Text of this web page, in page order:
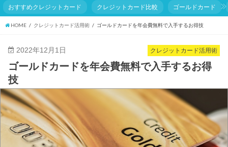
おすすめクレジットカード クレジットカード比較 ゴールドカード
HOME クレジットカード活用術 ゴールドカードを年会費無料で入手するお得技
クレジットカード活用術
2022年12月1日
ゴールドカードを年会費無料で入手するお得
技